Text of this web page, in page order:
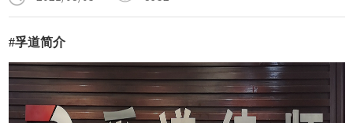
#孚道简介